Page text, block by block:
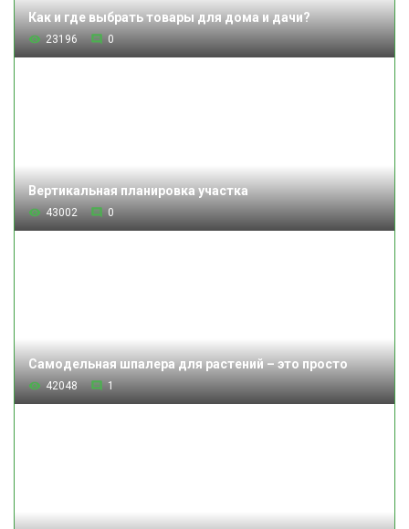
Как и где выбрать товары для дома и дачи?
23196 0
Вертикальная планировка участка
43002 0
Самодельная шпалера для растений – это просто
42048 1